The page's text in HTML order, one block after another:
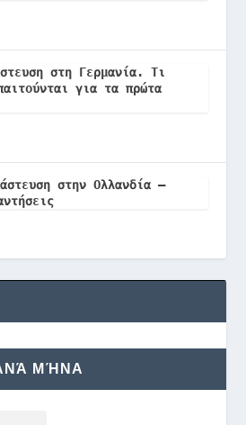
στη Γερμανία. Τι
για τα πρώτα
στην Ολλανδία –
ΜΉΝΑ